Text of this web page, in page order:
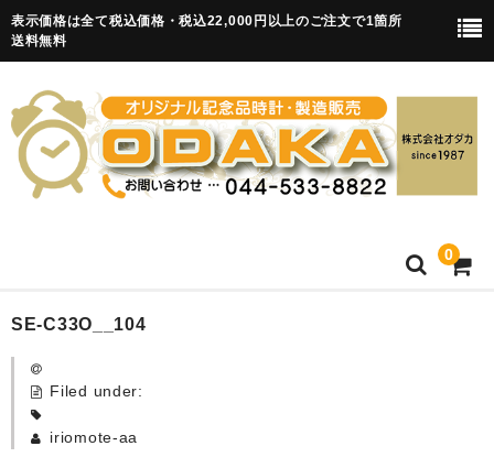
表示価格は全て税込価格・税込22,000円以上のご注文で1箇所
送料無料
0
HOME
卒園記念品
SE-C33O__104
Filed under:
iriomote-aa